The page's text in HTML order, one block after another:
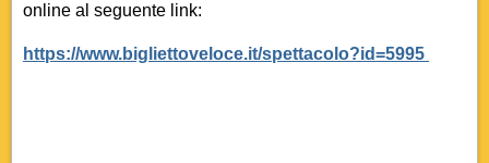
online al seguente link:
https://www.bigliettoveloce.it/spettacolo?id=5995